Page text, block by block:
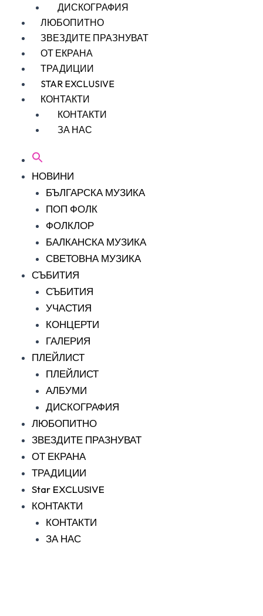
ДИСКОГРАФИЯ
ЛЮБОПИТНО
ЗВЕЗДИТЕ ПРАЗНУВАТ
ОТ ЕКРАНА
ТРАДИЦИИ
STAR EXCLUSIVE
КОНТАКТИ
КОНТАКТИ
ЗА НАС
НОВИНИ
БЪЛГАРСКА МУЗИКА
ПОП ФОЛК
ФОЛКЛОР
БАЛКАНСКА МУЗИКА
СВЕТОВНА МУЗИКА
СЪБИТИЯ
СЪБИТИЯ
УЧАСТИЯ
КОНЦЕРТИ
ГАЛЕРИЯ
ПЛЕЙЛИСТ
ПЛЕЙЛИСТ
АЛБУМИ
ДИСКОГРАФИЯ
ЛЮБОПИТНО
ЗВЕЗДИТЕ ПРАЗНУВАТ
ОТ ЕКРАНА
ТРАДИЦИИ
Star EXCLUSIVE
КОНТАКТИ
КОНТАКТИ
ЗА НАС